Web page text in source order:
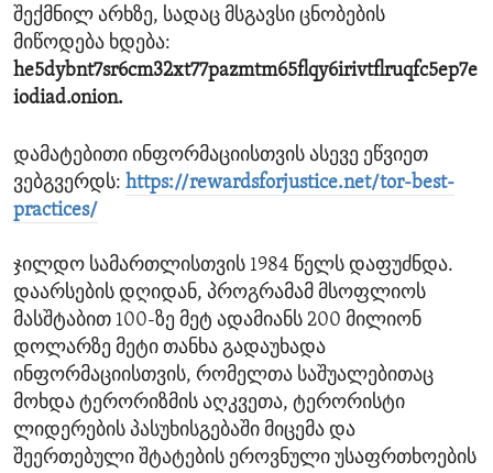
შექმნილ არხზე, სადაც მსგავსი ცნობების
მიწოდება ხდება:
he5dybnt7sr6cm32xt77pazmtm65flqy6irivtflruqfc5ep7e
iodiad.onion.
დამატებითი ინფორმაციისთვის ასევე ეწვიეთ
ვებგვერდს: https://rewardsforjustice.net/tor-best-
practices/
ჯილდო სამართლისთვის 1984 წელს დაფუძნდა.
დაარსების დღიდან, პროგრამამ მსოფლიოს
მასშტაბით 100-ზე მეტ ადამიანს 200 მილიონ
დოლარზე მეტი თანხა გადაუხადა
ინფორმაციისთვის, რომელთა საშუალებითაც
მოხდა ტერორიზმის აღკვეთა, ტერორისტი
ლიდერების პასუხისგებაში მიცემა და
შეერთებული შტატების ეროვნული უსაფრთხოების